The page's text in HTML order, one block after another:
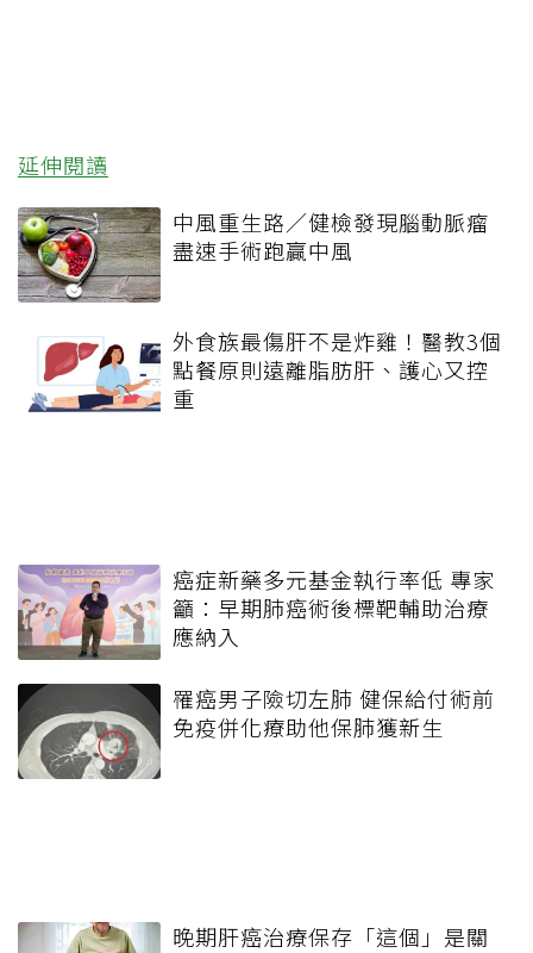
延伸閱讀
中風重生路／健檢發現腦動脈瘤
盡速手術跑贏中風
外食族最傷肝不是炸雞！醫教3個
點餐原則遠離脂肪肝、護心又控
重
癌症新藥多元基金執行率低 專家
籲：早期肺癌術後標靶輔助治療
應納入
罹癌男子險切左肺 健保給付術前
免疫併化療助他保肺獲新生
晚期肝癌治療保存「這個」是關